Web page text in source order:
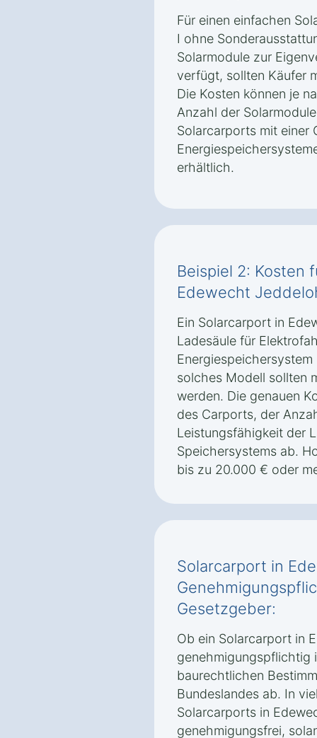
Für einen einfachen
I ohne
Solarmodule zur
verfügt, sollten Käufer
Die Kosten können je
Anzahl der
Solarcarports mit einer
erhältlich.
Beispiel 2: Kosten
Edewecht
Ein Solarcarport in
Ladesäule für
solches Modell sollten
werden. Die genauen
des Carports, der
Leistungsfähigkeit der
Speichersystems ab.
bis zu 20.000 € oder
Solarcarport in
Gesetzgeber:
Ob ein Solarcarport in
genehmigungspflichtig
baurechtlichen
Bundeslandes ab. In
Solarcarports in
genehmigungsfrei,